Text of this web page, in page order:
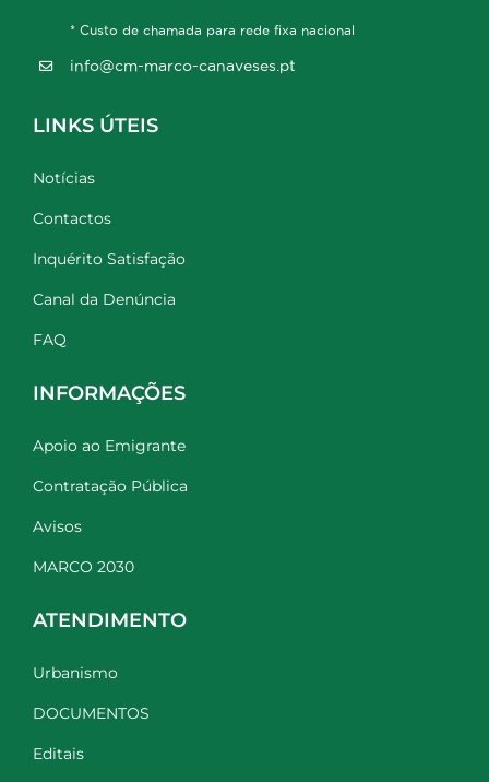
* Custo de chamada para rede fixa nacional
info@cm-marco-canaveses.pt
LINKS ÚTEIS
Notícias
Contactos
Inquérito Satisfação
Canal da Denúncia
FAQ
INFORMAÇÕES
Apoio ao Emigrante
Contratação Pública
Avisos
MARCO 2030
ATENDIMENTO
Urbanismo
DOCUMENTOS
Editais